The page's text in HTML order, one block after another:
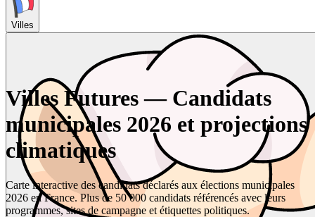
Villes
Villes Futures — Candidats
municipales 2026 et projections
climatiques
Carte interactive des candidats déclarés aux élections municipales
2026 en France. Plus de 50 000 candidats référencés avec leurs
programmes, sites de campagne et étiquettes politiques.